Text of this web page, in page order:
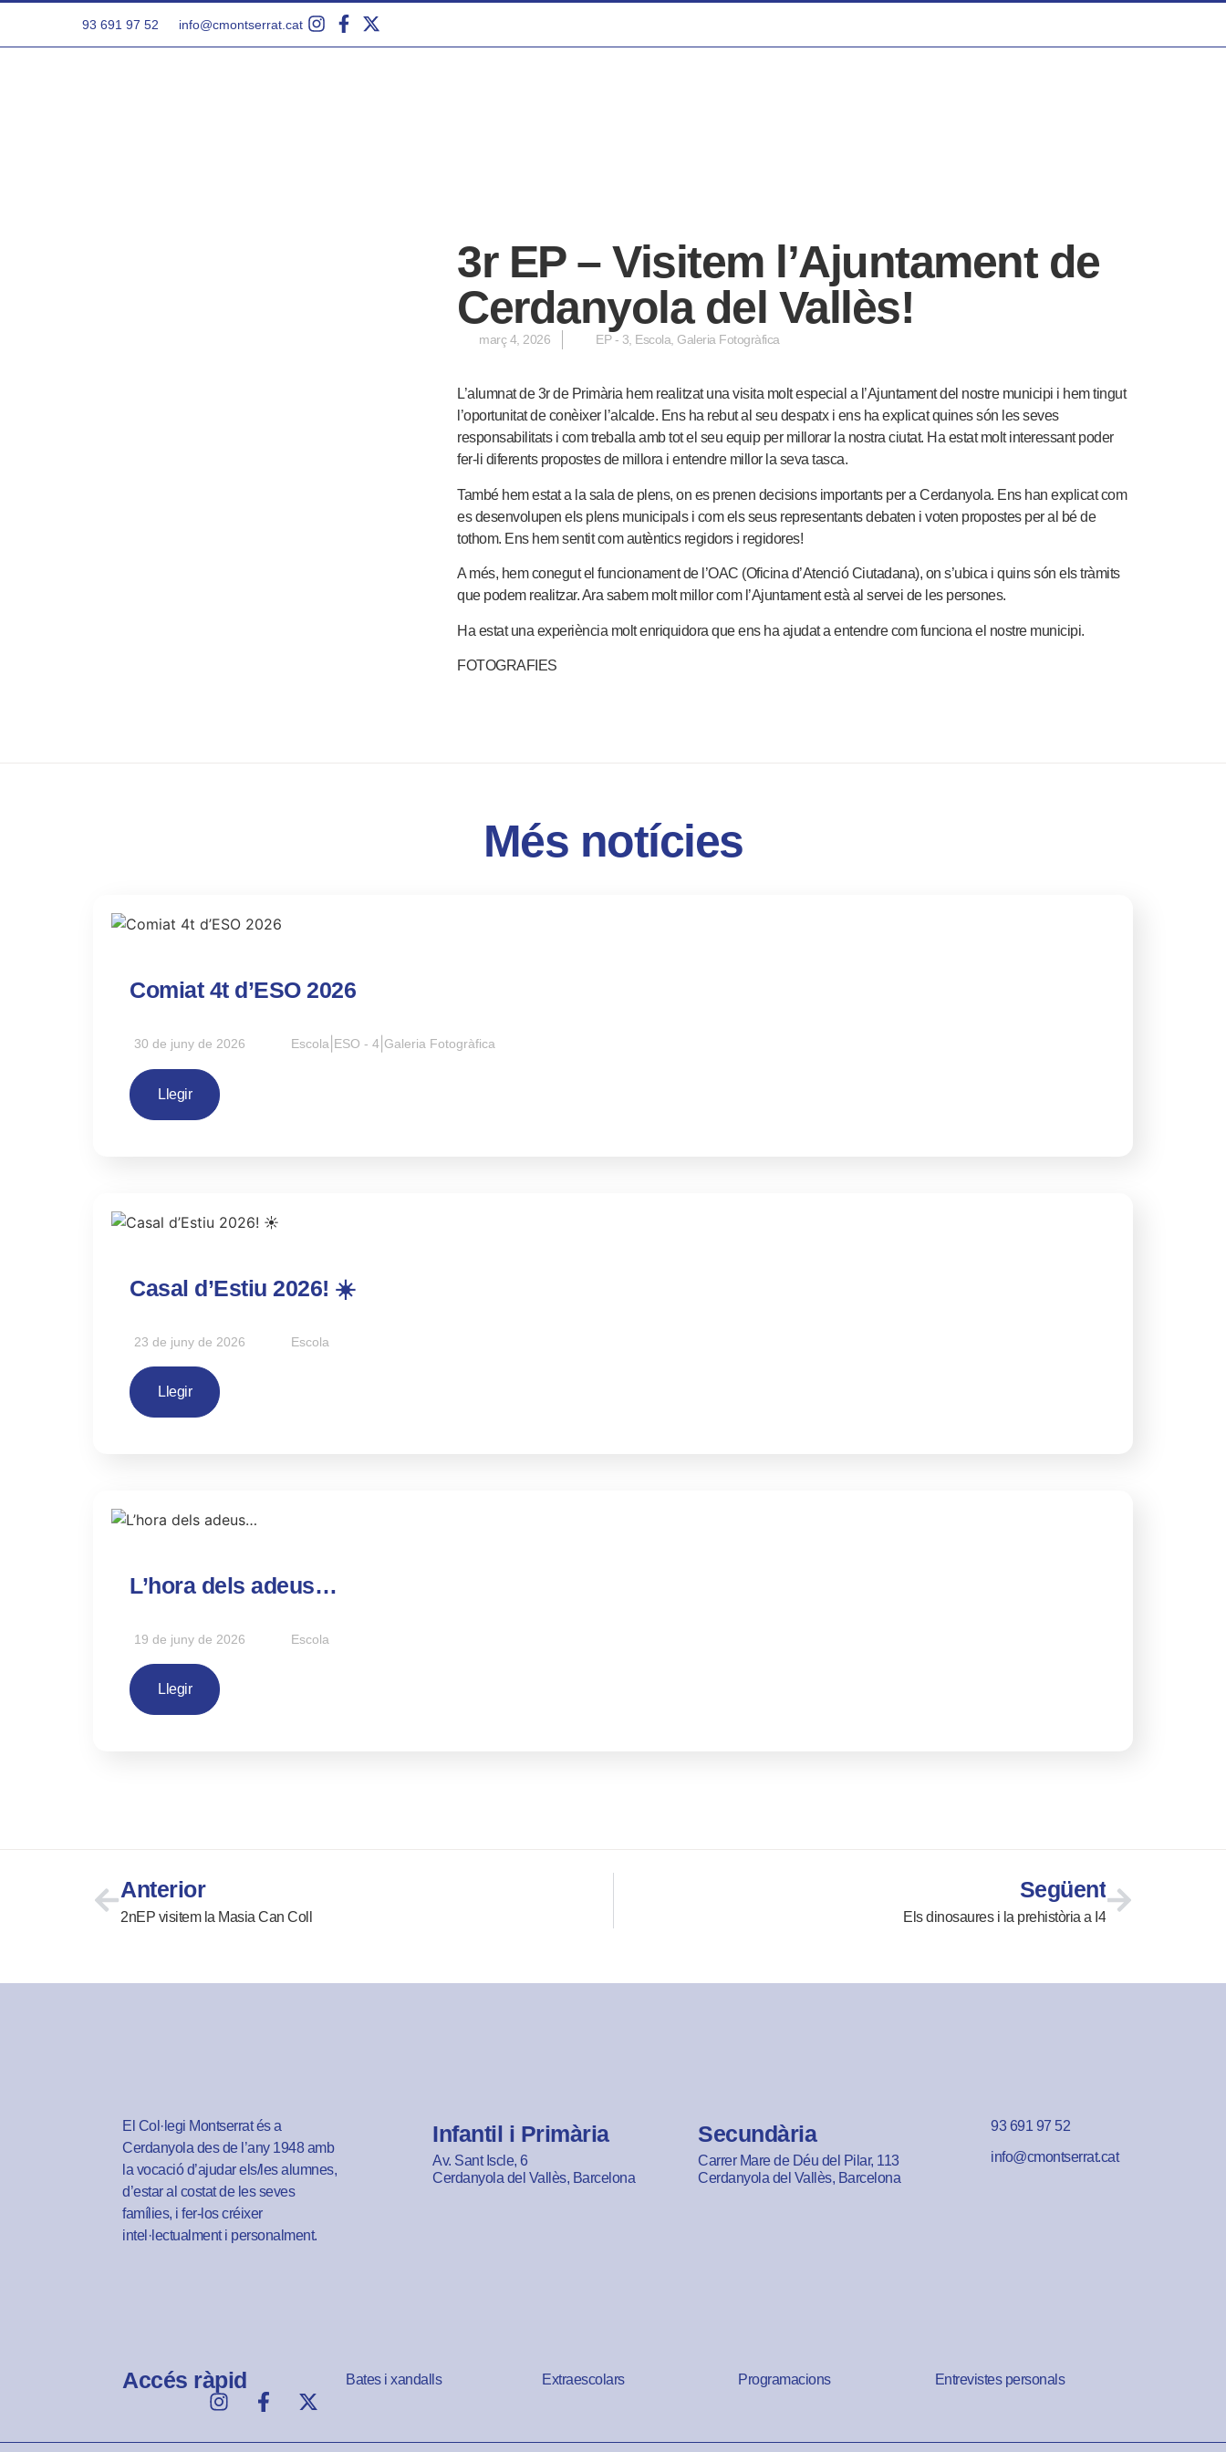
93 691 97 52 info@cmontserrat.cat
3r EP – Visitem l’Ajuntament de
Cerdanyola del Vallès!
març 4, 2026 EP - 3, Escola, Galeria Fotogràfica
L’alumnat de 3r de Primària hem realitzat una visita molt especial a l’Ajuntament del nostre municipi i hem tingut
l’oportunitat de conèixer l’alcalde. Ens ha rebut al seu despatx i ens ha explicat quines són les seves
responsabilitats i com treballa amb tot el seu equip per millorar la nostra ciutat. Ha estat molt interessant poder
fer-li diferents propostes de millora i entendre millor la seva tasca.
També hem estat a la sala de plens, on es prenen decisions importants per a Cerdanyola. Ens han explicat com
es desenvolupen els plens municipals i com els seus representants debaten i voten propostes per al bé de
tothom. Ens hem sentit com autèntics regidors i regidores!
A més, hem conegut el funcionament de l’OAC (Oficina d’Atenció Ciutadana), on s’ubica i quins són els tràmits
que podem realitzar. Ara sabem molt millor com l’Ajuntament està al servei de les persones.
Ha estat una experiència molt enriquidora que ens ha ajudat a entendre com funciona el nostre municipi.
FOTOGRAFIES
Més notícies
Comiat 4t d’ESO 2026
30 de juny de 2026 Escola ESO - 4 Galeria Fotogràfica
Llegir
Casal d’Estiu 2026! ☀️
23 de juny de 2026 Escola
Llegir
L’hora dels adeus…
19 de juny de 2026 Escola
Llegir
Anterior
2nEP visitem la Masia Can Coll
Següent
Els dinosaures i la prehistòria a I4
El Col·legi Montserrat és a
Cerdanyola des de l’any 1948 amb
la vocació d’ajudar els/les alumnes,
d’estar al costat de les seves
famílies, i fer-los créixer
intel·lectualment i personalment.
Infantil i Primària
Av. Sant Iscle, 6
Cerdanyola del Vallès, Barcelona
Secundària
Carrer Mare de Déu del Pilar, 113
Cerdanyola del Vallès, Barcelona
93 691 97 52
info@cmontserrat.cat
Accés ràpid Bates i xandalls Extraescolars Programacions Entrevistes personals